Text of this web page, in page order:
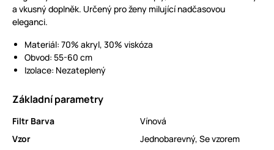
a vkusný doplněk. Určený pro ženy milující nadčasovou
eleganci.
Materiál: 70% akryl, 30% viskóza
Obvod: 55-60 cm
Izolace: Nezateplený
Základní parametry
Filtr Barva
Vínová
Vzor
Jednobarevný, Se vzorem